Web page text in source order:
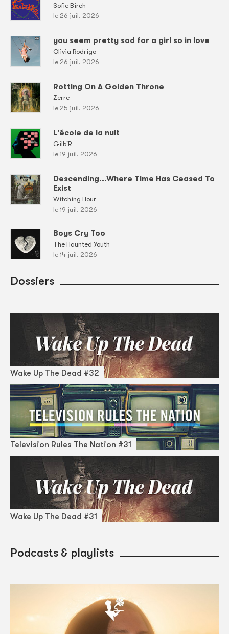
Sofie Birch
le 26 juil. 2026
you seem pretty sad for a girl so in love
Olivia Rodrigo
le 26 juil. 2026
Rotting On A Golden Throne
Zerre
le 25 juil. 2026
L'école de la nuit
Gilb'R
le 19 juil. 2026
Descending...Where Time Has Ceased To
Exist
Witching Hour
le 19 juil. 2026
Boys Cry Too
The Haunted Youth
le 14 juil. 2026
Dossiers
Wake Up The Dead #32
Television Rules The Nation #31
Wake Up The Dead #31
Podcasts & playlists